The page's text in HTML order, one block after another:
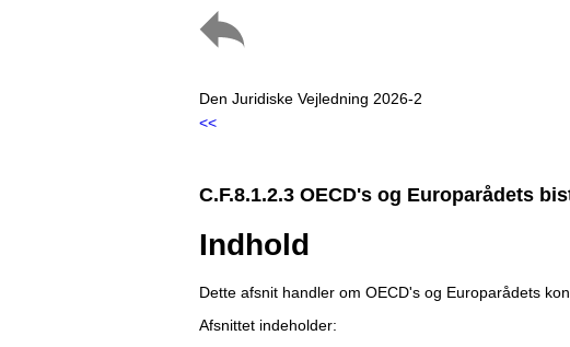
Den Juridiske Vejledning 2026-2
<<
C.F.8.1.2.3 OECD's og Europarådets
Indhold
Dette afsnit handler om OECD's og Europarådets
Afsnittet indeholder: